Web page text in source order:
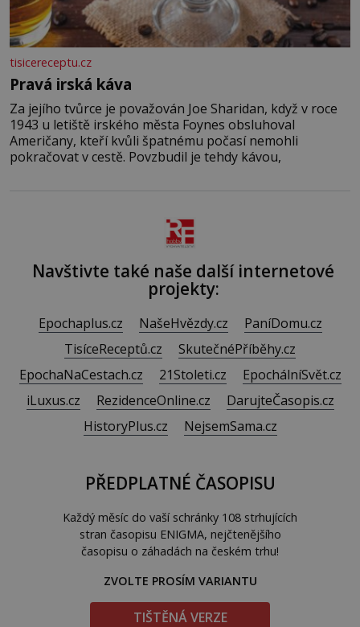
tisicereceptu.cz
Pravá irská káva
Za jejího tvůrce je považován Joe Sharidan, když v roce
1943 u letiště irského města Foynes obsluhoval
Američany, kteří kvůli špatnému počasí nemohli
pokračovat v cestě. Povzbudil je tehdy kávou,
Navštivte také naše další internetové
projekty:
Epochaplus.cz NašeHvězdy.cz
PaníDomu.cz
TisíceReceptů.cz
SkutečnéPříběhy.cz
EpochaNaCestach.cz
21Stoleti.cz
EpochálníSvět.cz
iLuxus.cz
RezidenceOnline.cz
DarujteČasopis.cz
HistoryPlus.cz
NejsemSama.cz
PŘEDPLATNÉ ČASOPISU
Každý měsíc do vaší schránky 108 strhujících
stran časopisu ENIGMA, nejčtenějšího
časopisu o záhadách na českém trhu!
ZVOLTE PROSÍM VARIANTU
TIŠTĚNÁ VERZE